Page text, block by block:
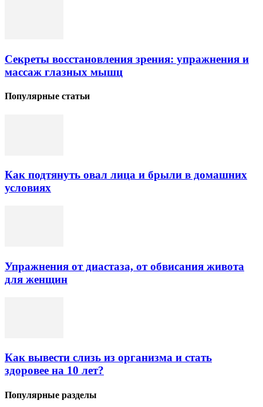
Секреты восстановления зрения: упражнения и
массаж глазных мышц
Популярные статьи
Как подтянуть овал лица и брыли в домашних
условиях
Упражнения от диастаза, от обвисания живота
для женщин
Как вывести слизь из организма и стать
здоровее на 10 лет?
Популярные разделы